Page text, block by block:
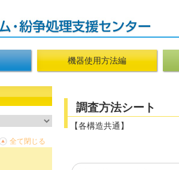
機器使用方法編
調査方法シート
【各構造共通】